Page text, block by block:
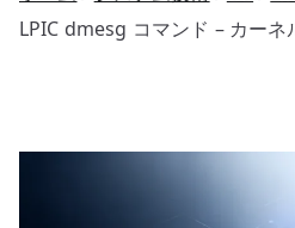
LPIC dmesg コマンド – カー